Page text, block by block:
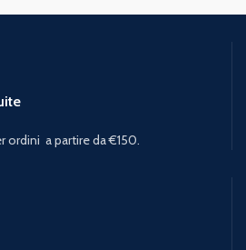
ordini a partire da €150.